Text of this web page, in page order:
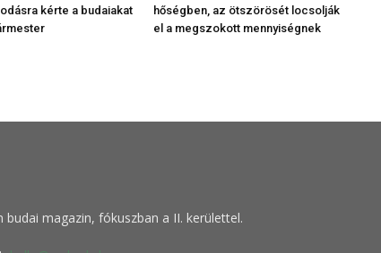
kérte a budaiakat
hőségben, az ötszörösét locsolják
el a megszokott mennyiségnek
budai magazin, fókuszban a II. kerülettel.